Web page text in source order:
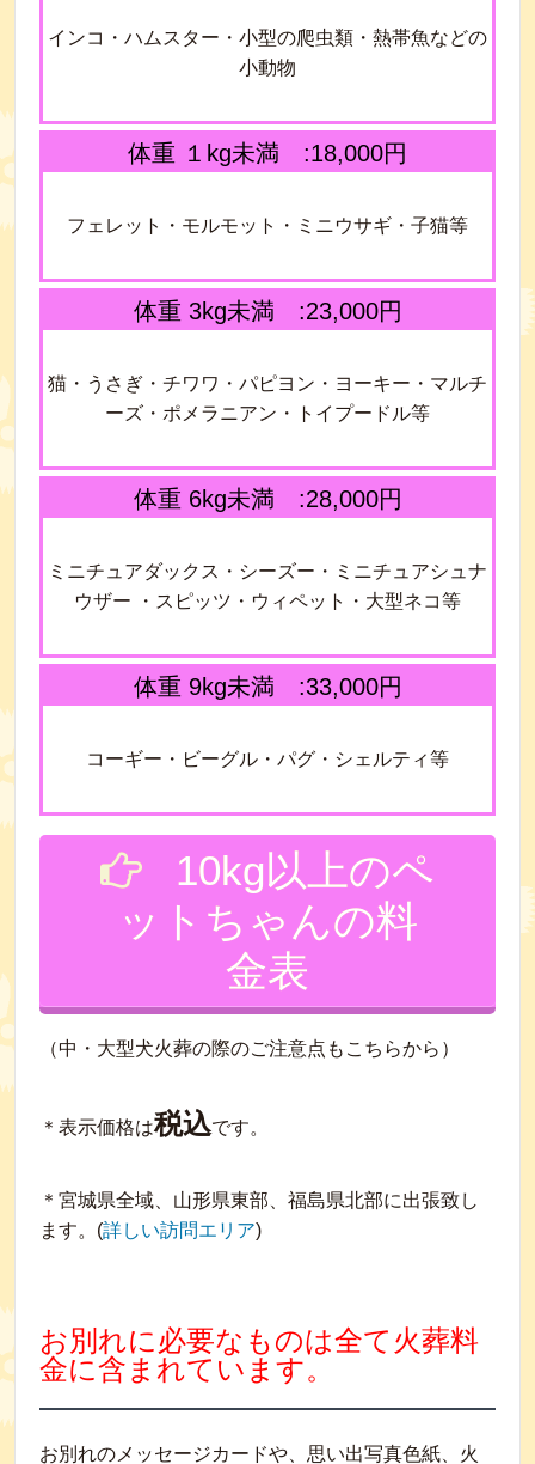
インコ・ハムスター・小型の爬虫類・熱帯魚などの
小動物
体重 １kg未満 :18,000円
フェレット・モルモット・ミニウサギ・子猫等
体重 3kg未満 :23,000円
猫・うさぎ・チワワ・パピヨン・ヨーキー・マルチ
ーズ・ポメラニアン・トイプードル等
体重 6kg未満 :28,000円
ミニチュアダックス・シーズー・ミニチュアシュナ
ウザー ・スピッツ・ウィペット・大型ネコ等
体重 9kg未満 :33,000円
コーギー・ビーグル・パグ・シェルティ等
10kg以上のペ
ットちゃんの料
金表
（中・大型犬火葬の際のご注意点もこちらから）
＊表示価格は税込です。
＊宮城県全域、山形県東部、福島県北部に出張致し
ます。(詳しい訪問エリア)
お別れに必要なものは全て火葬料
金に含まれています。
お別れのメッセージカードや、思い出写真色紙、火